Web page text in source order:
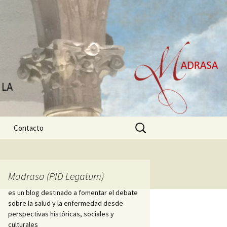
Contacto
Buscar:
Madrasa (PID Legatum)
es un blog destinado a fomentar el debate
sobre la salud y la enfermedad desde
perspectivas históricas, sociales y
culturales